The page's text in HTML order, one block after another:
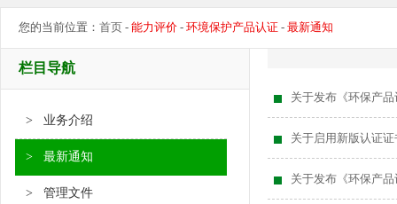
您的当前位置： 首页 - 能力评价 - 环境保护产品认证 - 最新通知
栏目导航
> 业务介绍
> 最新通知
> 管理文件
关于发布《环保产
关于启用新版认证
关于发布《环保产